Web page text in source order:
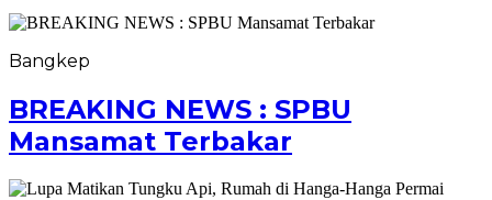
Bangkep
BREAKING NEWS : SPBU
Mansamat Terbakar